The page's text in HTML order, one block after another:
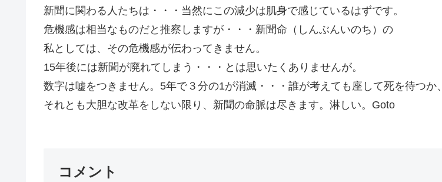
新聞に関わる人たちは・・・当然にこの減少は肌身で感じているはずです。
危機感は相当なものだと推察しますが・・・新聞命（しんぶんいのち）の
私としては、その危機感が伝わってきません。
15年後には新聞が廃れてしまう・・・とは思いたくありませんが。
数字は嘘をつきません。5年で３分の1が消滅・・・誰が考えても座して死を待つか、
それとも大胆な改革をしない限り、新聞の命脈は尽きます。淋しい。Goto
コメント